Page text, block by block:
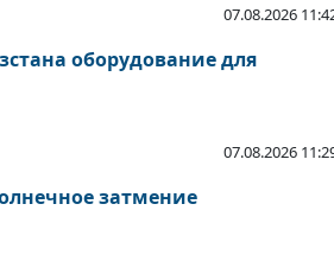
07.08.2026
оборудование для
07.08.2026
затмение